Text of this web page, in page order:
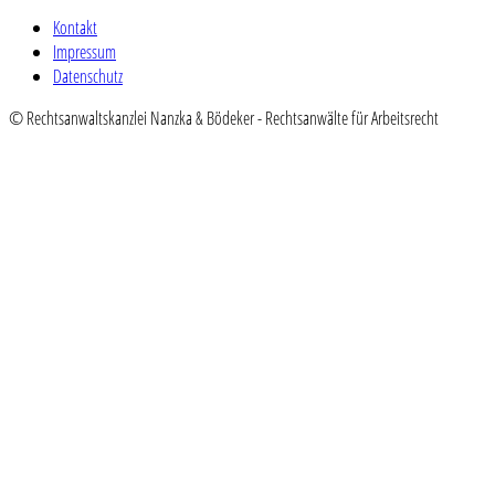
Kontakt
Impressum
Datenschutz
© Rechtsanwaltskanzlei Nanzka & Bödeker - Rechtsanwälte für Arbeitsrecht